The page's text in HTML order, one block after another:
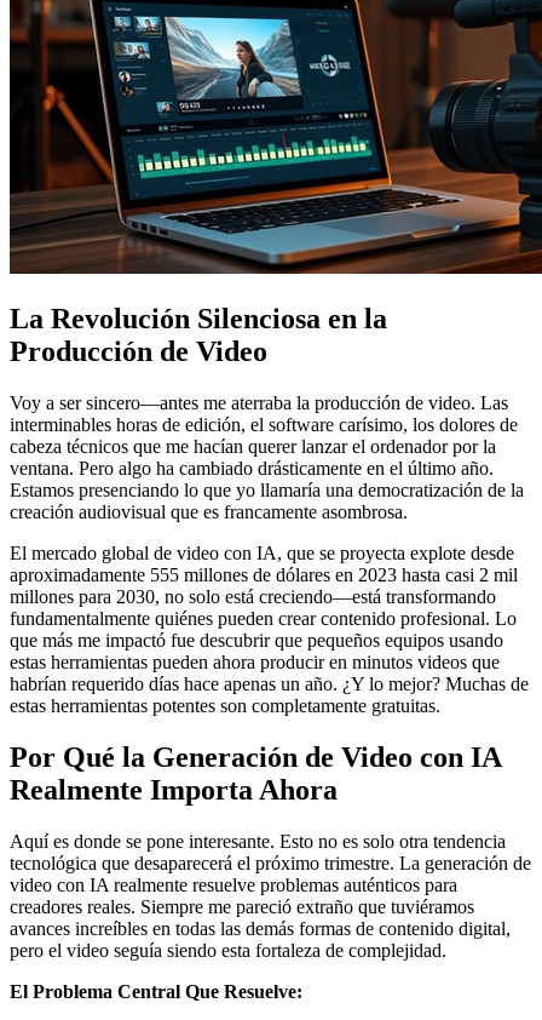
La Revolución Silenciosa en la
Producción de Video
Voy a ser sincero—antes me aterraba la producción de video. Las
interminables horas de edición, el software carísimo, los dolores de
cabeza técnicos que me hacían querer lanzar el ordenador por la
ventana. Pero algo ha cambiado drásticamente en el último año.
Estamos presenciando lo que yo llamaría una democratización de la
creación audiovisual que es francamente asombrosa.
El mercado global de video con IA, que se proyecta explote desde
aproximadamente 555 millones de dólares en 2023 hasta casi 2 mil
millones para 2030, no solo está creciendo—está transformando
fundamentalmente quiénes pueden crear contenido profesional. Lo
que más me impactó fue descubrir que pequeños equipos usando
estas herramientas pueden ahora producir en minutos videos que
habrían requerido días hace apenas un año. ¿Y lo mejor? Muchas de
estas herramientas potentes son completamente gratuitas.
Por Qué la Generación de Video con IA
Realmente Importa Ahora
Aquí es donde se pone interesante. Esto no es solo otra tendencia
tecnológica que desaparecerá el próximo trimestre. La generación de
video con IA realmente resuelve problemas auténticos para
creadores reales. Siempre me pareció extraño que tuviéramos
avances increíbles en todas las demás formas de contenido digital,
pero el video seguía siendo esta fortaleza de complejidad.
El Problema Central Que Resuelve: